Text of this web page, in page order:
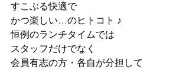
すこぶる快適で
かつ楽しい…のヒトコト ♪
恒例のランチタイムでは
スタッフだけでなく
会員有志の方・各自が分担して